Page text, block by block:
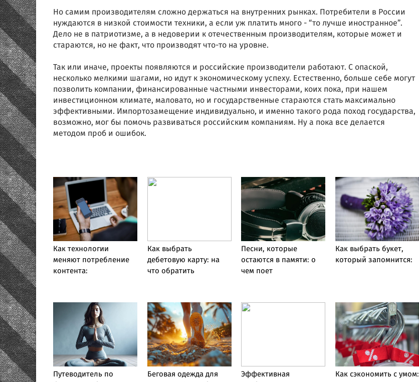
Но самим производителям сложно держаться на внутренних рынках. Потребители в России
нуждаются в низкой стоимости техники, а если уж платить много - “то лучше иностранное”.
Дело не в патриотизме, а в недоверии к отечественным производителям, которые может и
стараются, но не факт, что производят что-то на уровне.
Так или иначе, проекты появляются и российские производители работают. С опаской,
несколько мелкими шагами, но идут к экономическому успеху. Естественно, больше себе могут
позволить компании, финансированные частными инвесторами, коих пока, при нашем
инвестиционном климате, маловато, но и государственные стараются стать максимально
эффективными. Импортозамещение индивидуально, и именно такого рода поход государства,
возможно, мог бы помочь развиваться российским компаниям. Ну а пока все делается
методом проб и ошибок.
Как технологии
меняют потребление
контента:
Как выбрать
дебетовую карту: на
что обратить
Песни, которые
остаются в памяти: о
чем поет
Как выбрать букет,
который запомнится:
Путеводитель по
Беговая одежда для
Эффективная
Как сэкономить с умом: